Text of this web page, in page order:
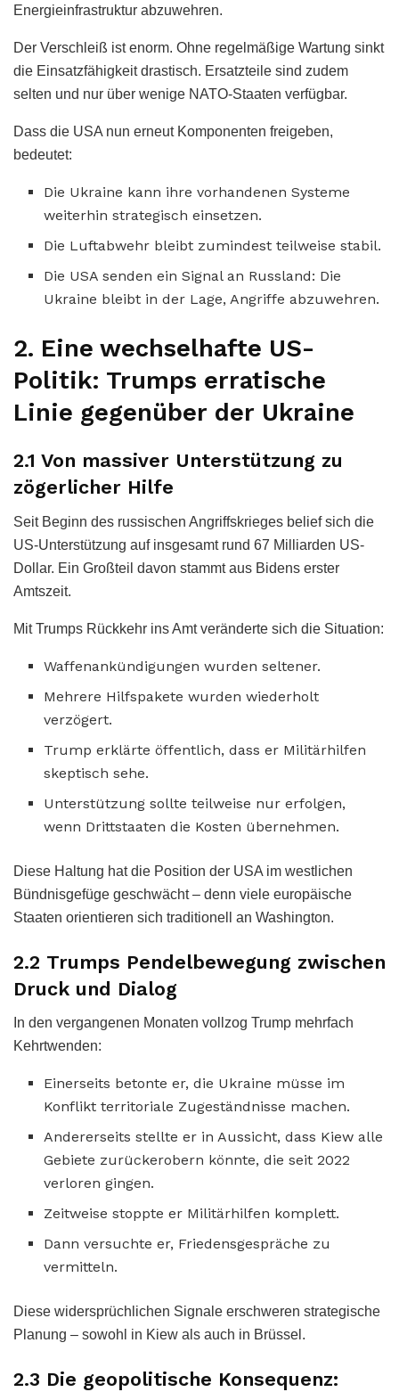
Energieinfrastruktur abzuwehren.
Der Verschleiß ist enorm. Ohne regelmäßige Wartung sinkt
die Einsatzfähigkeit drastisch. Ersatzteile sind zudem
selten und nur über wenige NATO-Staaten verfügbar.
Dass die USA nun erneut Komponenten freigeben,
bedeutet:
Die Ukraine kann ihre vorhandenen Systeme
weiterhin strategisch einsetzen.
Die Luftabwehr bleibt zumindest teilweise stabil.
Die USA senden ein Signal an Russland: Die
Ukraine bleibt in der Lage, Angriffe abzuwehren.
2. Eine wechselhafte US-
Politik: Trumps erratische
Linie gegenüber der Ukraine
2.1 Von massiver Unterstützung zu
zögerlicher Hilfe
Seit Beginn des russischen Angriffskrieges belief sich die
US-Unterstützung auf insgesamt rund 67 Milliarden US-
Dollar. Ein Großteil davon stammt aus Bidens erster
Amtszeit.
Mit Trumps Rückkehr ins Amt veränderte sich die Situation:
Waffenankündigungen wurden seltener.
Mehrere Hilfspakete wurden wiederholt
verzögert.
Trump erklärte öffentlich, dass er Militärhilfen
skeptisch sehe.
Unterstützung sollte teilweise nur erfolgen,
wenn Drittstaaten die Kosten übernehmen.
Diese Haltung hat die Position der USA im westlichen
Bündnisgefüge geschwächt – denn viele europäische
Staaten orientieren sich traditionell an Washington.
2.2 Trumps Pendelbewegung zwischen
Druck und Dialog
In den vergangenen Monaten vollzog Trump mehrfach
Kehrtwenden:
Einerseits betonte er, die Ukraine müsse im
Konflikt territoriale Zugeständnisse machen.
Andererseits stellte er in Aussicht, dass Kiew alle
Gebiete zurückerobern könnte, die seit 2022
verloren gingen.
Zeitweise stoppte er Militärhilfen komplett.
Dann versuchte er, Friedensgespräche zu
vermitteln.
Diese widersprüchlichen Signale erschweren strategische
Planung – sowohl in Kiew als auch in Brüssel.
2.3 Die geopolitische Konsequenz: